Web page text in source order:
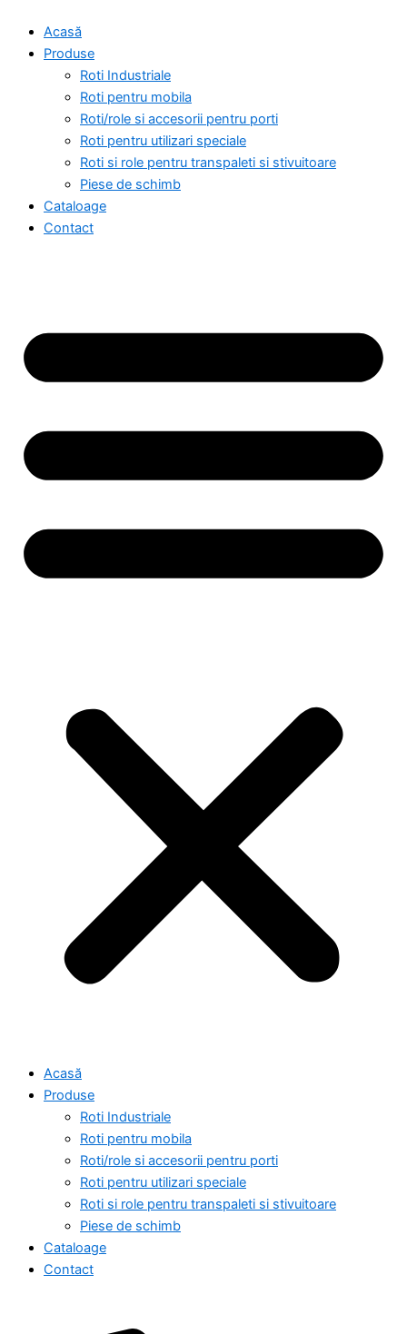
content
Acasă
Produse
Roti Industriale
Roti pentru mobila
Roti/role si accesorii pentru porti
Roti pentru utilizari speciale
Roti si role pentru transpaleti si stivuitoare
Piese de schimb
Cataloage
Contact
Acasă
Produse
Roti Industriale
Roti pentru mobila
Roti/role si accesorii pentru porti
Roti pentru utilizari speciale
Roti si role pentru transpaleti si stivuitoare
Piese de schimb
Cataloage
Contact